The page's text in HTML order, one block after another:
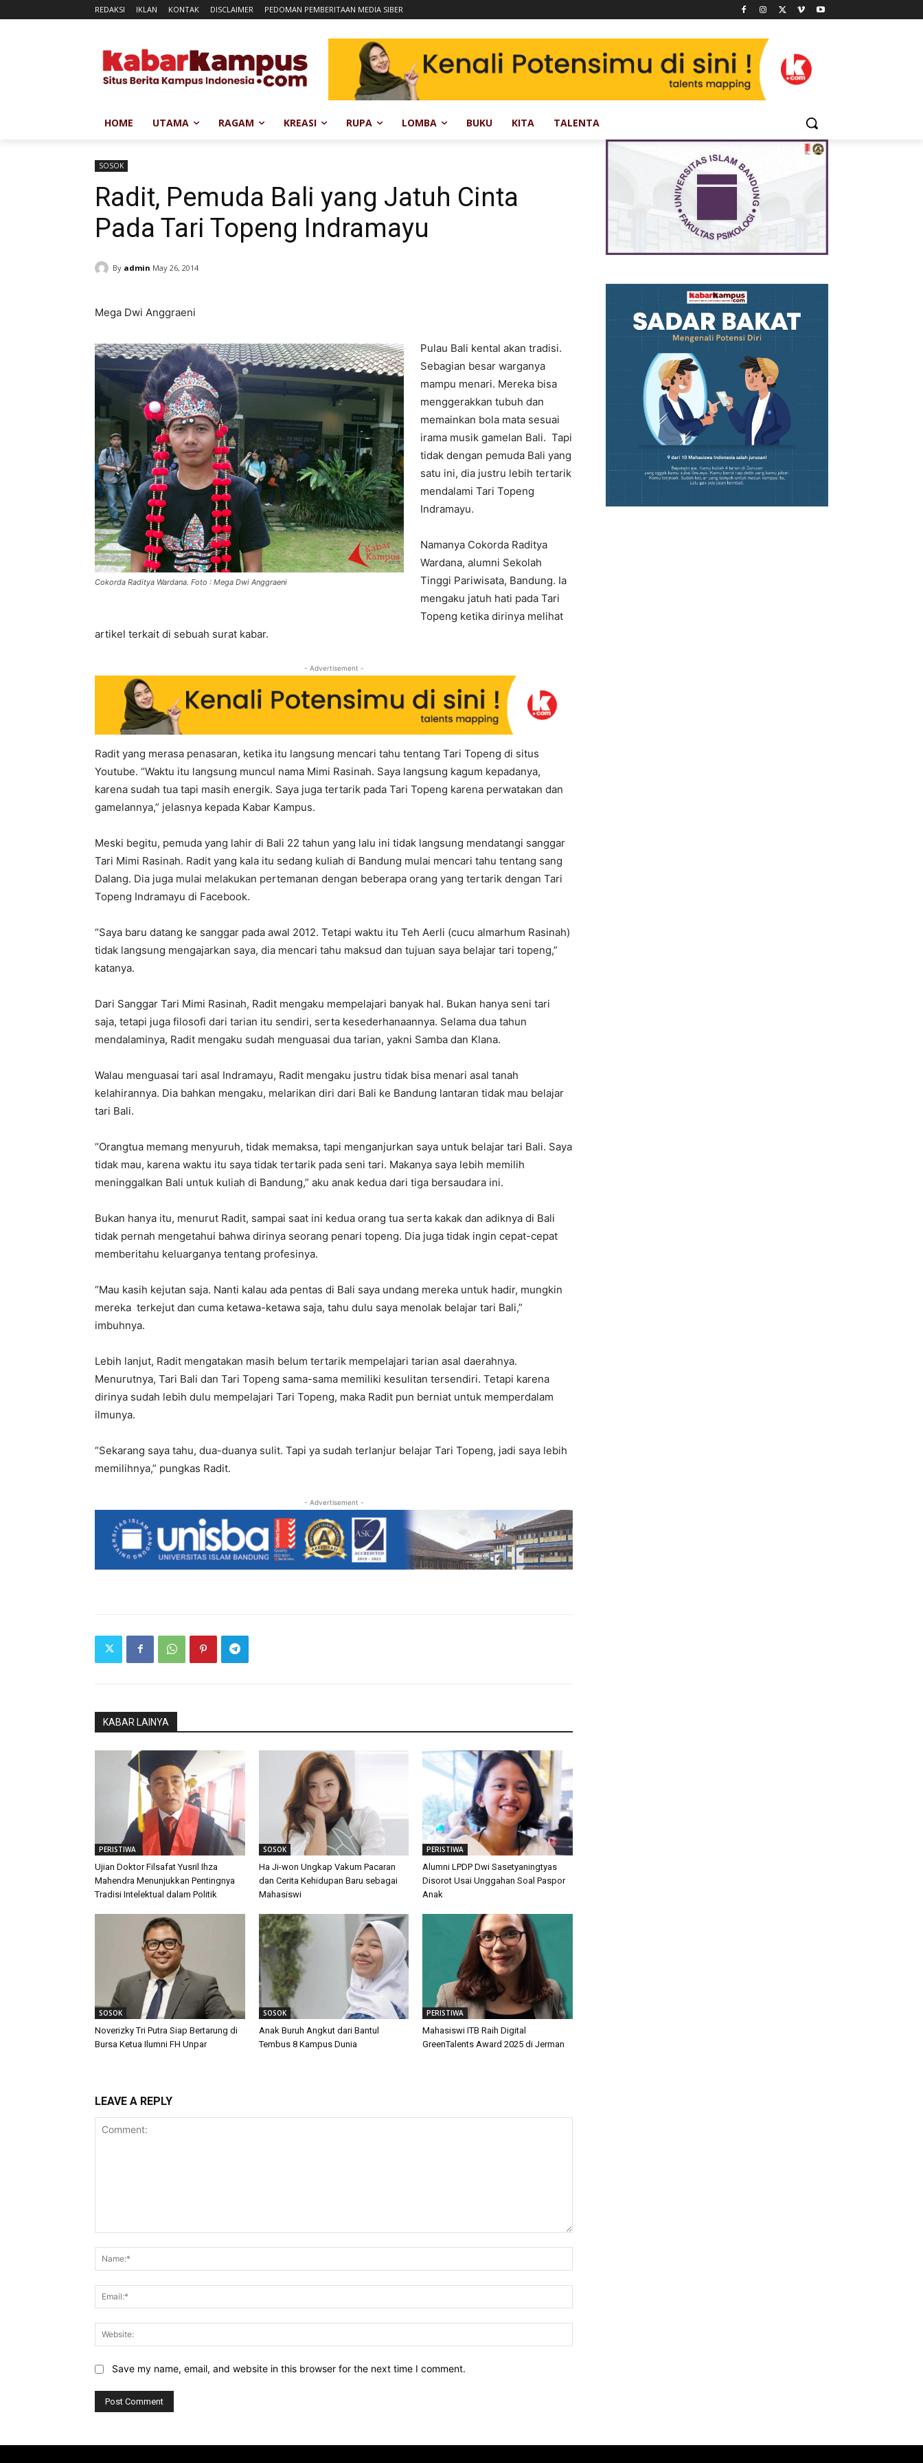
REDAKSI IKLAN KONTAK DISCLAIMER PEDOMAN PEMBERITAAN MEDIA SIBER
HOME UTAMA RAGAM KREASI RUPA LOMBA BUKU KITA TALENTA
SOSOK
Radit, Pemuda Bali yang Jatuh Cinta
Pada Tari Topeng Indramayu
By admin May 26, 2014
Mega Dwi Anggraeni
Cokorda Raditya Wardana. Foto : Mega Dwi Anggraeni
Pulau Bali kental akan tradisi.
Sebagian besar warganya
mampu menari. Mereka bisa
menggerakkan tubuh dan
memainkan bola mata sesuai
irama musik gamelan Bali. Tapi
tidak dengan pemuda Bali yang
satu ini, dia justru lebih tertarik
mendalami Tari Topeng
Indramayu.
Namanya Cokorda Raditya
Wardana, alumni Sekolah
Tinggi Pariwisata, Bandung. Ia
mengaku jatuh hati pada Tari
Topeng ketika dirinya melihat
artikel terkait di sebuah surat kabar.
- Advertisement -
Radit yang merasa penasaran, ketika itu langsung mencari tahu tentang Tari Topeng di situs
Youtube. “Waktu itu langsung muncul nama Mimi Rasinah. Saya langsung kagum kepadanya,
karena sudah tua tapi masih energik. Saya juga tertarik pada Tari Topeng karena perwatakan dan
gamelannya,” jelasnya kepada Kabar Kampus.
Meski begitu, pemuda yang lahir di Bali 22 tahun yang lalu ini tidak langsung mendatangi sanggar
Tari Mimi Rasinah. Radit yang kala itu sedang kuliah di Bandung mulai mencari tahu tentang sang
Dalang. Dia juga mulai melakukan pertemanan dengan beberapa orang yang tertarik dengan Tari
Topeng Indramayu di Facebook.
“Saya baru datang ke sanggar pada awal 2012. Tetapi waktu itu Teh Aerli (cucu almarhum Rasinah)
tidak langsung mengajarkan saya, dia mencari tahu maksud dan tujuan saya belajar tari topeng,”
katanya.
Dari Sanggar Tari Mimi Rasinah, Radit mengaku mempelajari banyak hal. Bukan hanya seni tari
saja, tetapi juga filosofi dari tarian itu sendiri, serta kesederhanaannya. Selama dua tahun
mendalaminya, Radit mengaku sudah menguasai dua tarian, yakni Samba dan Klana.
Walau menguasai tari asal Indramayu, Radit mengaku justru tidak bisa menari asal tanah
kelahirannya. Dia bahkan mengaku, melarikan diri dari Bali ke Bandung lantaran tidak mau belajar
tari Bali.
“Orangtua memang menyuruh, tidak memaksa, tapi menganjurkan saya untuk belajar tari Bali. Saya
tidak mau, karena waktu itu saya tidak tertarik pada seni tari. Makanya saya lebih memilih
meninggalkan Bali untuk kuliah di Bandung,” aku anak kedua dari tiga bersaudara ini.
Bukan hanya itu, menurut Radit, sampai saat ini kedua orang tua serta kakak dan adiknya di Bali
tidak pernah mengetahui bahwa dirinya seorang penari topeng. Dia juga tidak ingin cepat-cepat
memberitahu keluarganya tentang profesinya.
“Mau kasih kejutan saja. Nanti kalau ada pentas di Bali saya undang mereka untuk hadir, mungkin
mereka terkejut dan cuma ketawa-ketawa saja, tahu dulu saya menolak belajar tari Bali,”
imbuhnya.
Lebih lanjut, Radit mengatakan masih belum tertarik mempelajari tarian asal daerahnya.
Menurutnya, Tari Bali dan Tari Topeng sama-sama memiliki kesulitan tersendiri. Tetapi karena
dirinya sudah lebih dulu mempelajari Tari Topeng, maka Radit pun berniat untuk memperdalam
ilmunya.
“Sekarang saya tahu, dua-duanya sulit. Tapi ya sudah terlanjur belajar Tari Topeng, jadi saya lebih
memilihnya,” pungkas Radit.
- Advertisement -
KABAR LAINYA
PERISTIWA
Ujian Doktor Filsafat Yusril Ihza
Mahendra Menunjukkan Pentingnya
Tradisi Intelektual dalam Politik
SOSOK
Ha Ji-won Ungkap Vakum Pacaran
dan Cerita Kehidupan Baru sebagai
Mahasiswi
PERISTIWA
Alumni LPDP Dwi Sasetyaningtyas
Disorot Usai Unggahan Soal Paspor
Anak
SOSOK
Noverizky Tri Putra Siap Bertarung di
Bursa Ketua Ilumni FH Unpar
SOSOK
Anak Buruh Angkut dari Bantul
Tembus 8 Kampus Dunia
PERISTIWA
Mahasiswi ITB Raih Digital
GreenTalents Award 2025 di Jerman
LEAVE A REPLY
Save my name, email, and website in this browser for the next time I comment.